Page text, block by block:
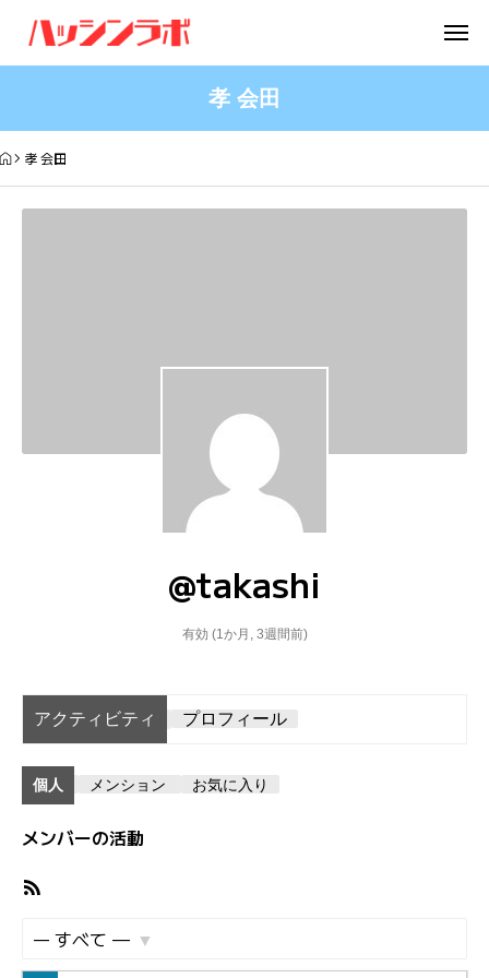
孝 会田
孝 会田
@takashi
有効 (1か月, 3週間前)
アクティビティ プロフィール
個人 メンション お気に入り
メンバーの活動
S
表